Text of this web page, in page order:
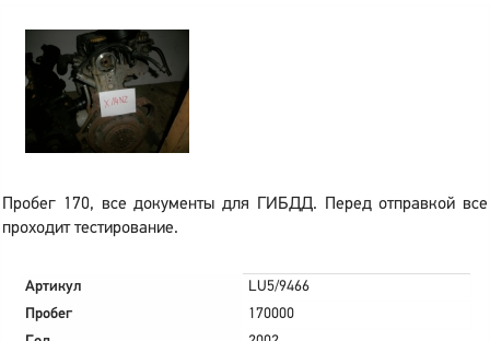
Пробег 170, все документы для ГИБДД. Перед отправкой все
проходит тестирование.
Артикул
LU5/9466
Пробег
170000